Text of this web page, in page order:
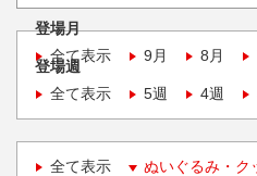
登場月
全て表示
9月 8月
登場週
全て表示
5週 4週
全て表示 ぬいぐるみ・ク